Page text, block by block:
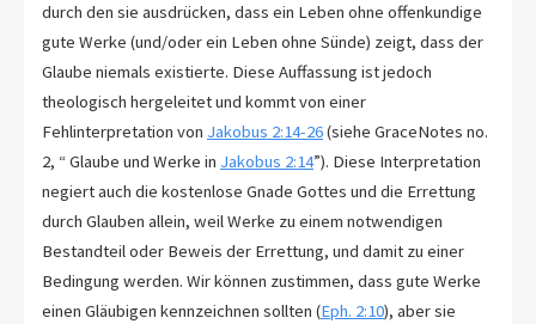
durch den sie ausdrücken, dass ein Leben ohne offenkundige
gute Werke (und/oder ein Leben ohne Sünde) zeigt, dass der
Glaube niemals existierte. Diese Auffassung ist jedoch
theologisch hergeleitet und kommt von einer
Fehlinterpretation von Jakobus 2:14-26(siehe GraceNotes no.
2, “ Glaube und Werke in Jakobus 2:14”). Diese Interpretation
negiert auch die kostenlose Gnade Gottes und die Errettung
durch Glauben allein, weil Werke zu einem notwendigen
Bestandteil oder Beweis der Errettung, und damit zu einer
Bedingung werden. Wir können zustimmen, dass gute Werke
einen Gläubigen kennzeichnen sollten (Eph. 2:10), aber sie